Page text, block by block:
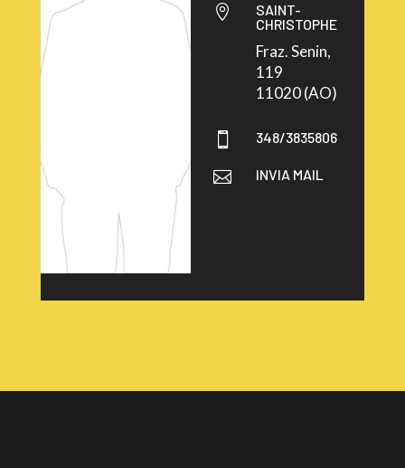

SAINT-
CHRISTOPHE
Fraz. Senin,
119
11020 (AO)
 348/3835806
 INVIA MAIL